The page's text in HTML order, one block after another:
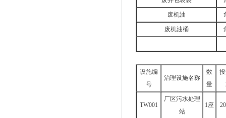
废机油
废机油桶
设施编
号
治理设施名称
数
量
TW001
厂区污水处理
站
1座